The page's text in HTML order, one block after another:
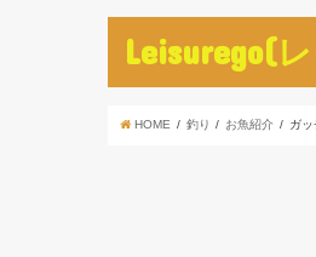
Leisurego(
HOME 釣り お魚紹介 ガ